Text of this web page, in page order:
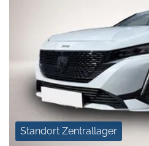
Standort Zentrallager